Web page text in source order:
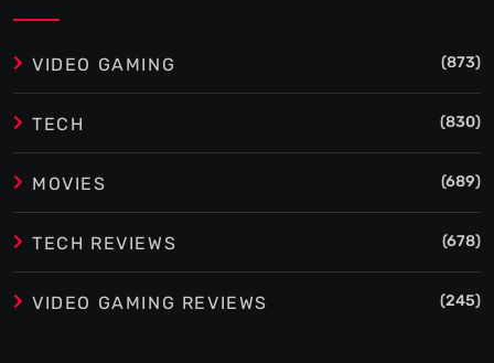
VIDEO GAMING (873)
TECH (830)
MOVIES (689)
TECH REVIEWS (678)
VIDEO GAMING REVIEWS (245)